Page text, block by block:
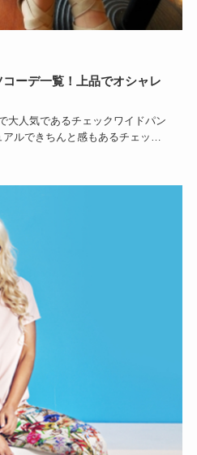
ーデ一覧！上品でオシャレ
大人気であるチェックワイドパン
ルできちんと感もあるチェック